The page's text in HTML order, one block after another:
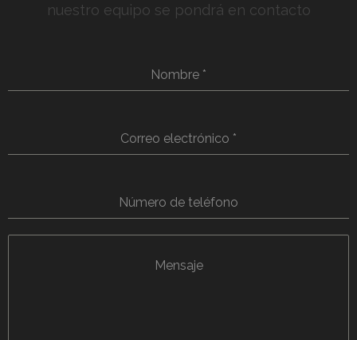
nuestro equipo se pondrá en contacto
Nombre *
Correo electrónico *
Número de teléfono
Mensaje